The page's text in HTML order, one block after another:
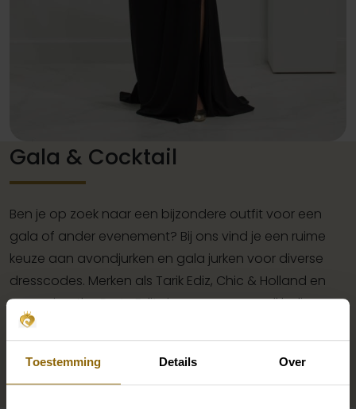
Toestemming Details Over
Gala & Cocktail
Ben je op zoek naar een bijzondere outfit voor een
gala of ander evenement? Bij ons vind je een ruime
keuze aan avondjurken en gala jurken voor diverse
dresscodes. Merken als Tarik Ediz, Chic & Holland en
Pronovias: the Party Edit sieren onze avondkleding
afdeling. Bezoek onze winkel om onze exclusieve gala
Bekijk de avondmode collectie